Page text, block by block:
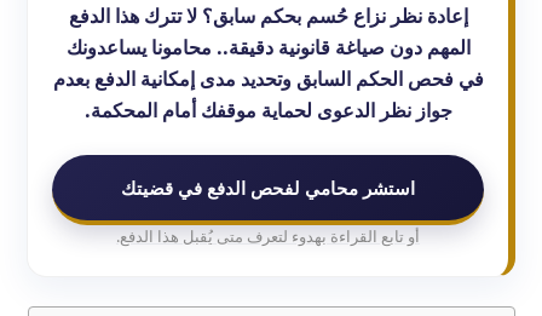
إعادة نظر نزاع حُسم بحكم سابق؟ لا تترك هذا الدفع
المهم دون صياغة قانونية دقيقة.. محامونا يساعدونك
في فحص الحكم السابق وتحديد مدى إمكانية الدفع بعدم
جواز نظر الدعوى لحماية موقفك أمام المحكمة.
استشر محامي لفحص الدفع في قضيتك
أو تابع القراءة بهدوء لتعرف متى يُقبل هذا الدفع.